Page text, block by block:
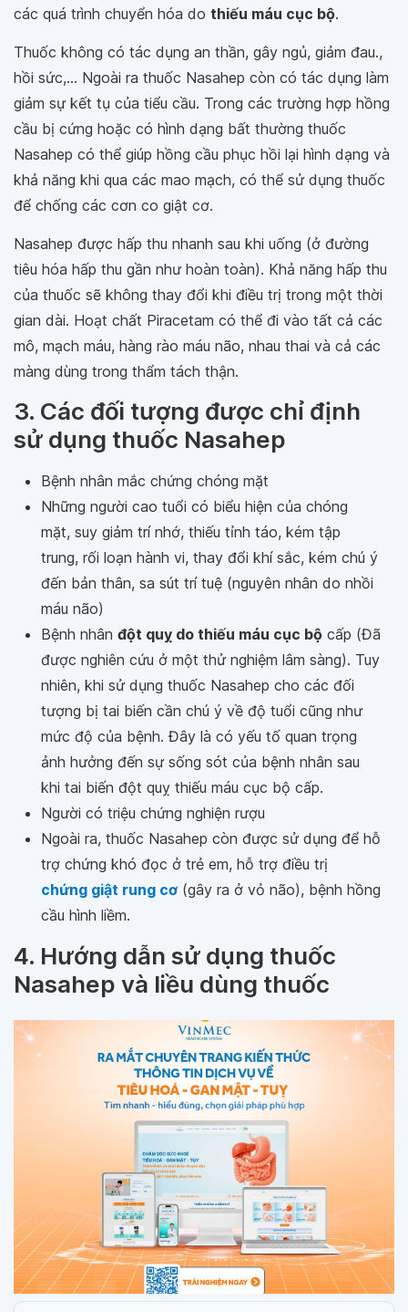
các quá trình chuyển hóa do thiếu máu cục bộ.
Thuốc không có tác dụng an thần, gây ngủ, giảm đau.,
hồi sức,... Ngoài ra thuốc Nasahep còn có tác dụng làm
giảm sự kết tụ của tiểu cầu. Trong các trường hợp hồng
cầu bị cứng hoặc có hình dạng bất thường thuốc
Nasahep có thể giúp hồng cầu phục hồi lại hình dạng và
khả năng khi qua các mao mạch, có thể sử dụng thuốc
để chống các cơn co giật cơ.
Nasahep được hấp thu nhanh sau khi uống (ở đường
tiêu hóa hấp thu gần như hoàn toàn). Khả năng hấp thu
của thuốc sẽ không thay đổi khi điều trị trong một thời
gian dài. Hoạt chất Piracetam có thể đi vào tất cả các
mô, mạch máu, hàng rào máu não, nhau thai và cả các
màng dùng trong thẩm tách thận.
3. Các đối tượng được chỉ định
sử dụng thuốc Nasahep
Bệnh nhân mắc chứng chóng mặt
Những người cao tuổi có biểu hiện của chóng
mặt, suy giảm trí nhớ, thiếu tỉnh táo, kém tập
trung, rối loạn hành vi, thay đổi khí sắc, kém chú ý
đến bản thân, sa sút trí tuệ (nguyên nhân do nhồi
máu não)
Bệnh nhân đột quỵ do thiếu máu cục bộ cấp (Đã
được nghiên cứu ở một thử nghiệm lâm sàng). Tuy
nhiên, khi sử dụng thuốc Nasahep cho các đối
tượng bị tai biến cần chú ý về độ tuổi cũng như
mức độ của bệnh. Đây là có yếu tố quan trọng
ảnh hưởng đến sự sống sót của bệnh nhân sau
khi tai biến đột quỵ thiếu máu cục bộ cấp.
Người có triệu chứng nghiện rượu
Ngoài ra, thuốc Nasahep còn được sử dụng để hỗ
trợ chứng khó đọc ở trẻ em, hỗ trợ điều trị
chứng giật rung cơ (gây ra ở vỏ não), bệnh hồng
cầu hình liềm.
4. Hướng dẫn sử dụng thuốc
Nasahep và liều dùng thuốc